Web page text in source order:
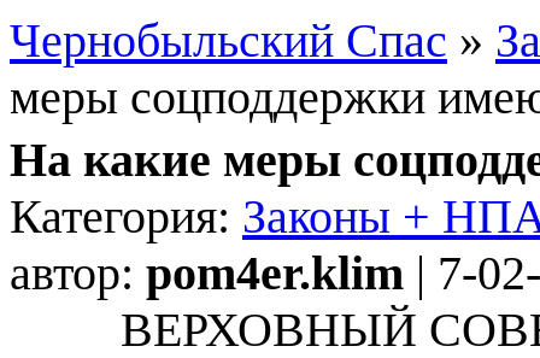
Чернобыльский Спас »
меры соцподдержки
На какие меры
Категория: Законы +
автор: pom4er.klim | 7-
ВЕРХОВНЫЙ